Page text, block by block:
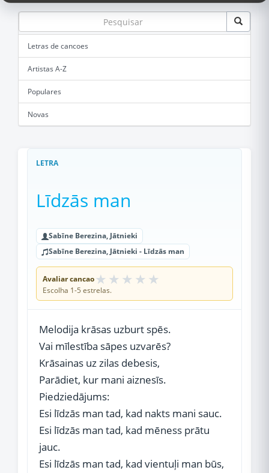
Letras de cancoes
Artistas A-Z
Populares
Novas
LETRA
Līdzās man
Sabīne Berezina, Jātnieki
Sabīne Berezina, Jātnieki - Līdzās man
Avaliar cancao★ ★ ★ ★ ★
Escolha 1-5 estrelas.
Melodija krāsas uzburt spēs.
Vai mīlestība sāpes uzvarēs?
Krāsainas uz zilas debesis,
Parādiet, kur mani aiznesīs.
Piedziedājums:
Esi līdzās man tad, kad nakts mani sauc.
Esi līdzās man tad, kad mēness prātu
jauc.
Esi līdzās man tad, kad vientuļi man būs,